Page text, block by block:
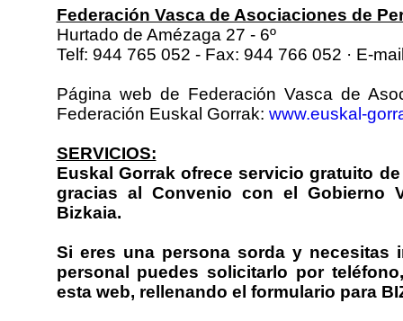
Federación Vasca de Asociaciones de
Hurtado de Amézaga 27 - 6º
Telf: 944 765 052 - Fax: 944 766 052 · E-
Página web de Federación Vasca de
Federación Euskal Gorrak: www.euskal-
SERVICIOS:
Euskal Gorrak ofrece servicio gratuito
gracias al Convenio con el Gobierno
Bizkaia.
Si eres una persona sorda y necesitas
personal puedes solicitarlo por
esta web, rellenando el formulario para